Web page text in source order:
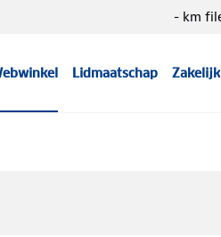
Lidmaatschap Zakelijk
- km